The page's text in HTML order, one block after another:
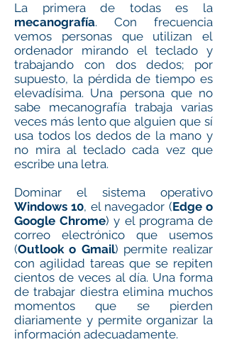
La primera de todas es la
mecanografía. Con frecuencia
vemos personas que utilizan el
ordenador mirando el teclado y
trabajando con dos dedos; por
supuesto, la pérdida de tiempo es
elevadísima. Una persona que no
sabe mecanografía trabaja varias
veces más lento que alguien que sí
usa todos los dedos de la mano y
no mira al teclado cada vez que
escribe una letra.
Dominar el sistema operativo
Windows 10, el navegador (Edge o
Google Chrome) y el programa de
correo electrónico que usemos
(Outlook o Gmail) permite realizar
con agilidad tareas que se repiten
cientos de veces al día. Una forma
de trabajar diestra elimina muchos
momentos que se pierden
diariamente y permite organizar la
información adecuadamente.